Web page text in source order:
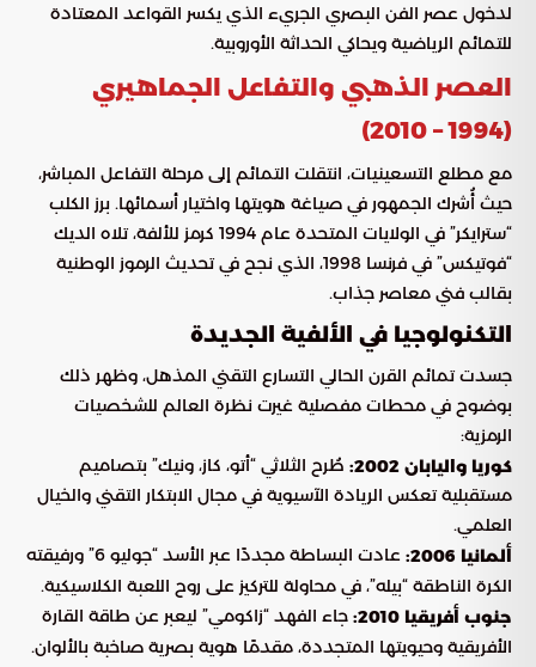
لدخول عصر الفن البصري الجريء الذي يكسر القواعد المعتادة
للتمائم الرياضية ويحاكي الحداثة الأوروبية.
العصر الذهبي والتفاعل الجماهيري
(1994 – 2010)
مع مطلع التسعينيات، انتقلت التمائم إلى مرحلة التفاعل المباشر،
حيث أُشرك الجمهور في صياغة هويتها واختيار أسمائها. برز الكلب
“سترايكر” في الولايات المتحدة عام 1994 كرمز للألفة، تلاه الديك
“فوتيكس” في فرنسا 1998، الذي نجح في تحديث الرموز الوطنية
بقالب فني معاصر جذاب.
التكنولوجيا في الألفية الجديدة
جسدت تمائم القرن الحالي التسارع التقني المذهل، وظهر ذلك
بوضوح في محطات مفصلية غيرت نظرة العالم للشخصيات
الرمزية:
كوريا واليابان 2002:
طُرح الثلاثي “أتو، كاز، ونيك” بتصاميم
مستقبلية تعكس الريادة الآسيوية في مجال الابتكار التقني والخيال
العلمي.
ألمانيا 2006:
عادت البساطة مجددًا عبر الأسد “جوليو 6” ورفيقته
الكرة الناطقة “بيله”، في محاولة للتركيز على روح اللعبة الكلاسيكية.
جنوب أفريقيا 2010:
جاء الفهد “زاكومي” ليعبر عن طاقة القارة
الأفريقية وحيويتها المتجددة، مقدمًا هوية بصرية صاخبة بالألوان.